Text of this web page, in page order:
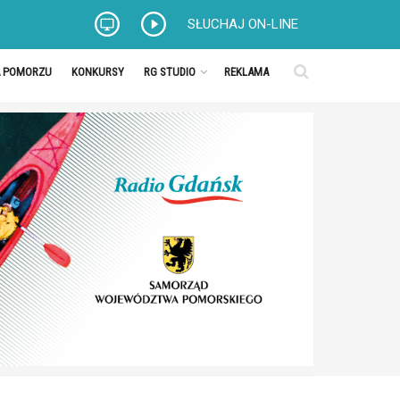
SŁUCHAJ ON-LINE
KONKURSY RG STUDIO REKLAMA